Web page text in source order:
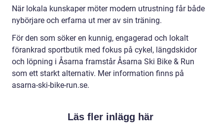
När lokala kunskaper möter modern utrustning får både
nybörjare och erfarna ut mer av sin träning.
För den som söker en kunnig, engagerad och lokalt
förankrad sportbutik med fokus på cykel, längdskidor
och löpning i Åsarna framstår Åsarna Ski Bike & Run
som ett starkt alternativ. Mer information finns på
asarna-ski-bike-run.se.
Läs fler inlägg här